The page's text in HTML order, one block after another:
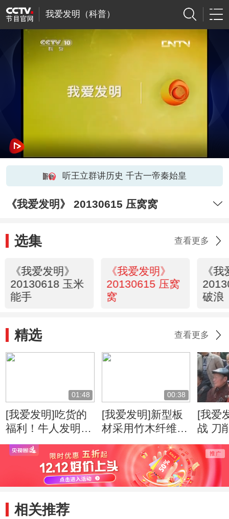
我爱发明（科普）
听王立群讲历史 千古一帝秦始皇
《我爱发明》 20130615 压窝窝
选集 查看更多
《我爱发明》
20130618 玉米
能手
《我爱发明》
20130615 压窝
窝
《
破浪
精选 查看更多
01:48
[我爱发明]吃货的
福利！牛人发明自
动甘蔗削皮机
00:38
[我爱发明]新型板
材采用竹木纤维
柔韧度高可降低运
输成本
[我爱
战 刀
速度
相关推荐